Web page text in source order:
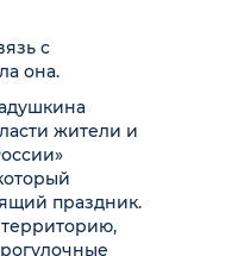
с
она.
жители и
праздник.